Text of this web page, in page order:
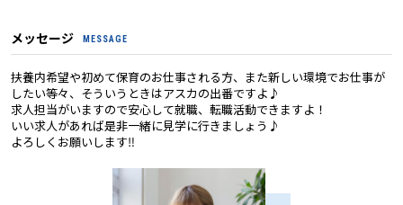
メッセージ MESSAGE
扶養内希望や初めて保育のお仕事される方、また新しい環境でお仕事が
したい等々、そういうときはアスカの出番ですよ♪
求人担当がいますので安心して就職、転職活動できますよ！
いい求人があれば是非一緒に見学に行きましょう♪
よろしくお願いします‼